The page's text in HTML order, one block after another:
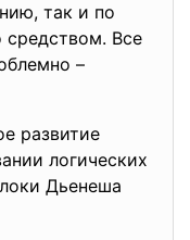
так и по
средством. Все
–
развитие
логических
Дьенеша